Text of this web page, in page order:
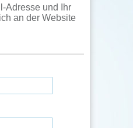
Adresse und Ihr
an der Website